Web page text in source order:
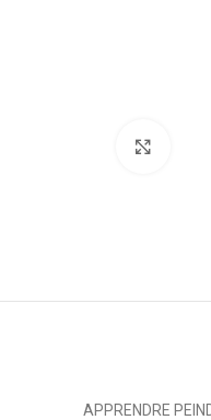
APPRENDRE